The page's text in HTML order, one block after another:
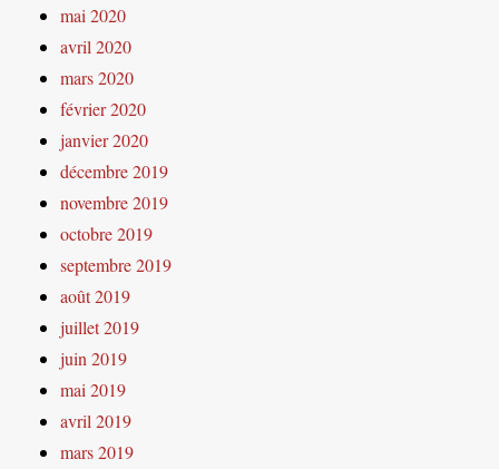
mai 2020
avril 2020
mars 2020
février 2020
janvier 2020
décembre 2019
novembre 2019
octobre 2019
septembre 2019
août 2019
juillet 2019
juin 2019
mai 2019
avril 2019
mars 2019